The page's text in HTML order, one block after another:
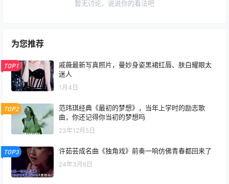
暂无讨论，说说你的看法吧
为您推荐
TOP1
戚薇最新写真照片，曼妙身姿黑裙红唇、肤白耀眼太
迷人
1月4日
TOP2
范玮琪经典《最初的梦想》，当年上学时的励志歌
曲，你还记得你当初的梦想吗
23年12月5日
TOP3 许茹芸成名曲《独角戏》前奏一响仿佛青春都回来了
24年3月6日